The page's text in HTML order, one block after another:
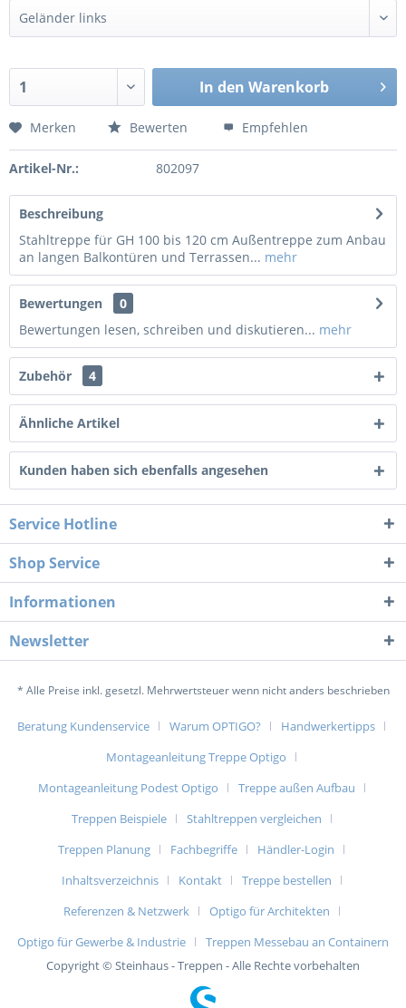
In den Warenkorb
Merken Bewerten Empfehlen
Artikel-Nr.: 802097
Beschreibung
Stahltreppe für GH 100 bis 120 cm Außentreppe zum Anbau
an langen Balkontüren und Terrassen... mehr
Bewertungen
0
Bewertungen lesen, schreiben und diskutieren... mehr
Zubehör 4
Ähnliche Artikel
Kunden haben sich ebenfalls angesehen
Service Hotline
Shop Service
Informationen
Newsletter
* Alle Preise inkl. gesetzl. Mehrwertsteuer wenn nicht anders beschrieben
Beratung Kundenservice Warum OPTIGO?
Handwerkertipps
Montageanleitung Treppe Optigo
Montageanleitung Podest Optigo
Treppe außen Aufbau
Treppen Beispiele
Stahltreppen vergleichen
Treppen Planung
Fachbegriffe
Händler-Login
Inhaltsverzeichnis
Kontakt
Treppe bestellen
Referenzen & Netzwerk
Optigo für Architekten
Optigo für Gewerbe & Industrie
Treppen Messebau an Containern
Copyright © Steinhaus - Treppen - Alle Rechte vorbehalten